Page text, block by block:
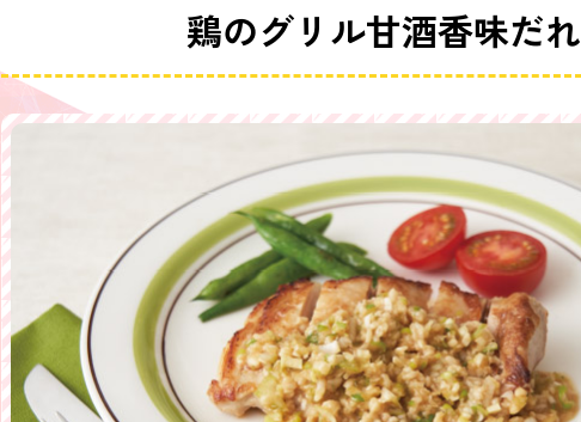
鶏のグリル甘酒香味だれ